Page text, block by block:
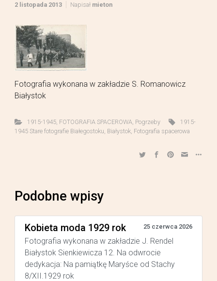
2 listopada 2013 Napisał mieton
Fotografia wykonana w zakładzie S. Romanowicz
Białystok
1915-1945, FOTOGRAFIA SPACEROWA Pogrzeby
1915-
1945 Stare fotografie Białegostoku Białystok Fotografia spacerowa
Podobne wpisy
Kobieta moda 1929 rok 25 czerwca 2026
Fotografia wykonana w zakładzie J. Rendel
Białystok Sienkiewicza 12. Na odwrocie
dedykacja: Na pamiątkę Maryśce od Stachy
8/XII.1929 rok